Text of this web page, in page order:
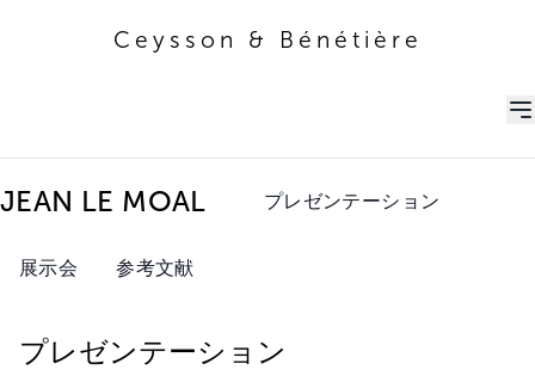
Ceysson & Bénétière
JEAN LE MOAL プレゼンテーション
展示会 参考文献
プレゼンテーション